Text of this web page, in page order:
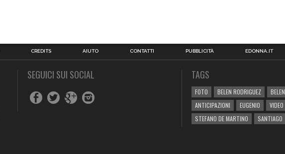
CREDITS AIUTO CONTATTI PUBBLICITÀ EDONNA.IT
SEGUICI SUI SOCIAL TAGS
FOTO BELEN RODRIGUEZ BELEN
ANTICIPAZIONI
EUGENIO VIDEO
STEFANO DE MARTINO
SANTIAGO